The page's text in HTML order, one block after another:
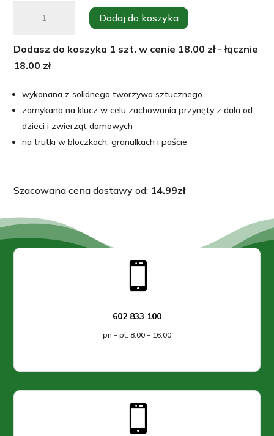
myszy
i
szczury,
22,5
x
cm
Dodaj do koszyka
Dodasz do koszyka 1 szt. w cenie 18.00 zł - łącznie
18.00 zł
wykonana z solidnego tworzywa sztucznego
zamykana na klucz w celu zachowania przynęty z dala od
dzieci i zwierząt domowych
na trutki w bloczkach, granulkach i paście
Szacowana cena dostawy od: 14.99zł

602 833 100
pn – pt: 8.00 – 16.00
